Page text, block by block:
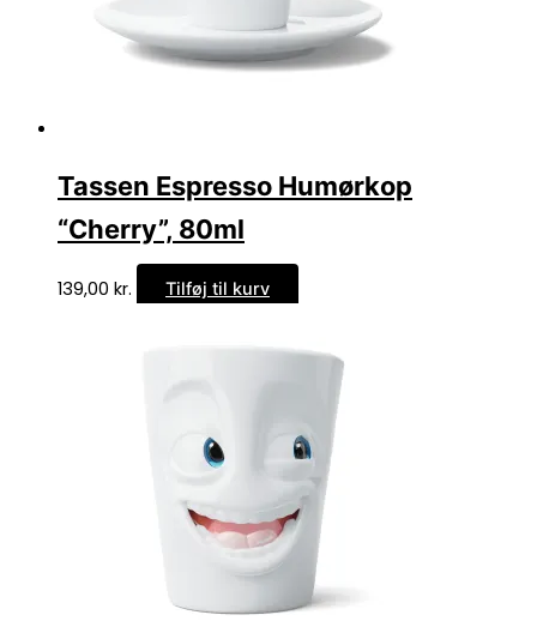
Tassen Espresso Humørkop
“Cherry”, 80ml
139,00 kr. Tilføj til kurv